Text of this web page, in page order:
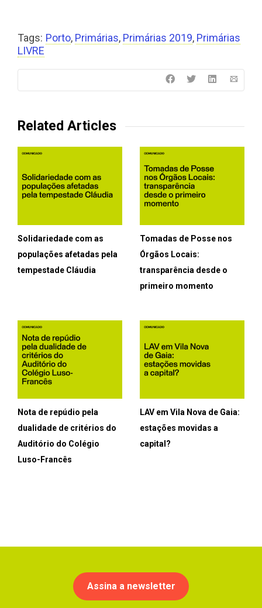
Tags: Porto, Primárias, Primárias 2019, Primárias
LIVRE
Related Articles
Solidariedade com as
populações afetadas pela
tempestade Cláudia
Tomadas de Posse nos
Órgãos Locais:
transparência desde o
primeiro momento
Nota de repúdio pela
dualidade de critérios do
Auditório do Colégio
Luso-Francês
LAV em Vila Nova de Gaia:
estações movidas a
capital?
Assina a newsletter